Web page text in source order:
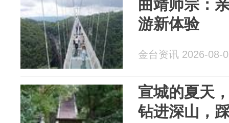
曲靖师宗：
游新体验
金台资讯 2026-08-
宣城的夏天
钻进深山，